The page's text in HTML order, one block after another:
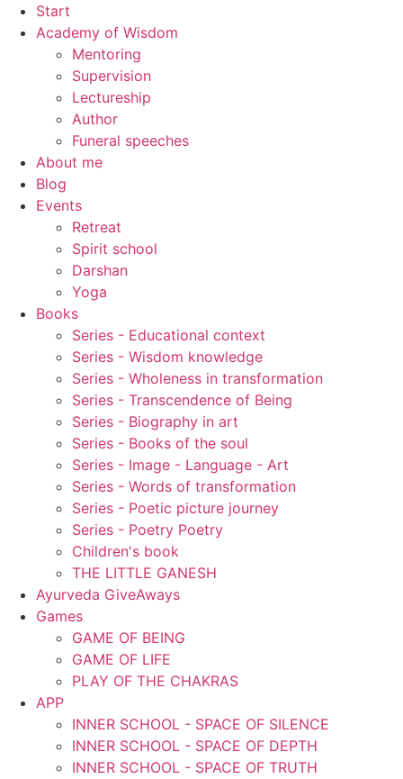
Skip
Start
Academy of Wisdom
Mentoring
Supervision
Lectureship
Author
Funeral speeches
About me
Blog
Events
Retreat
Spirit school
Darshan
Yoga
Books
Series - Educational context
Series - Wisdom knowledge
Series - Wholeness in transformation
Series - Transcendence of Being
Series - Biography in art
Series - Books of the soul
Series - Image - Language - Art
Series - Words of transformation
Series - Poetic picture journey
Series - Poetry Poetry
Children's book
THE LITTLE GANESH
Ayurveda GiveAways
Games
GAME OF BEING
GAME OF LIFE
PLAY OF THE CHAKRAS
APP
INNER SCHOOL - SPACE OF SILENCE
INNER SCHOOL - SPACE OF DEPTH
INNER SCHOOL - SPACE OF TRUTH